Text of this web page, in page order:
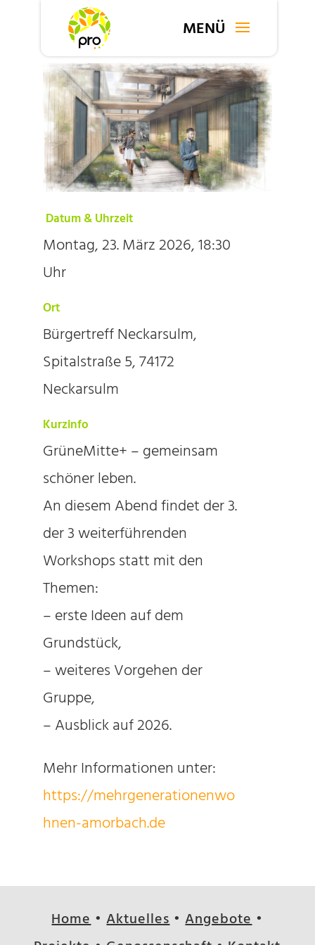
Datum & Uhrzeit
Montag, 23. März 2026, 18:30
Uhr
Ort
Bürgertreff Neckarsulm,
Spitalstraße 5, 74172
Neckarsulm
Kurzinfo
GrüneMitte+ – gemeinsam
schöner leben.
An diesem Abend findet der 3.
der 3 weiterführenden
Workshops statt mit den
Themen:
– erste Ideen auf dem
Grundstück,
– weiteres Vorgehen der
Gruppe,
– Ausblick auf 2026.
Mehr Informationen unter:
https://mehrgenerationenwo
hnen-amorbach.de
Home•Aktuelles•Angebote•